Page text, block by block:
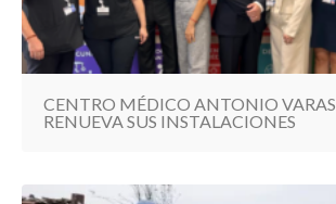
CENTRO MÉDICO ANTONIO VARAS
RENUEVA SUS INSTALACIONES